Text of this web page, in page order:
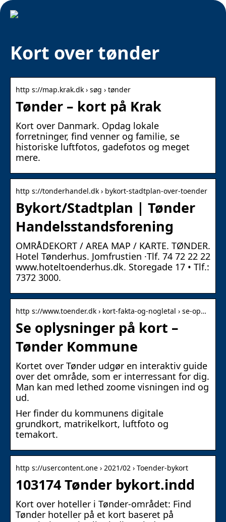
Kort over tønder
http s://map.krak.dk › søg › tønder
Tønder – kort på Krak
Kort over Danmark. Opdag lokale
forretninger, find venner og familie, se
historiske luftfotos, gadefotos og meget
mere.
http s://tonderhandel.dk › bykort-stadtplan-over-toender
Bykort/Stadtplan | Tønder
Handelsstandsforening
OMRÅDEKORT / AREA MAP / KARTE. TØNDER.
Hotel Tønderhus. Jomfrustien ·Tlf. 74 72 22 22
www.hoteltoenderhus.dk. Storegade 17 • Tlf.:
7372 3000.
http s://www.toender.dk › kort-fakta-og-nogletal › se-op…
Se oplysninger på kort –
Tønder Kommune
Kortet over Tønder udgør en interaktiv guide
over det område, som er interressant for dig.
Man kan med lethed zoome visningen ind og
ud.
Her finder du kommunens digitale
grundkort, matrikelkort, luftfoto og
temakort.
http s://usercontent.one › 2021/02 › Toender-bykort
103174 Tønder bykort.indd
Kort over hoteller i Tønder-området: Find
Tønder hoteller på et kort baseret på